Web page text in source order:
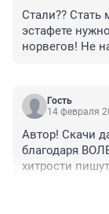
Стали?? Стать
эстафете
норвегов! Не
Гость
14 февраля
Автор! Скачи
благодаря
хитрости